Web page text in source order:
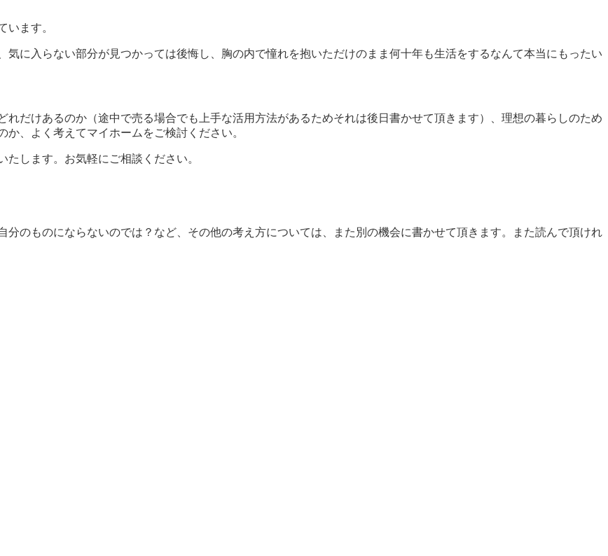
います。
に入らない部分が見つかっては後悔し、胸の内で憧れを抱いただけのまま何十年も生活をするなんて本当にもったい
だけあるのか（途中で売る場合でも上手な活用方法があるためそれは後日書かせて頂きます）、理想の暮らしのため
、よく考えてマイホームをご検討ください。
します。お気軽にご相談ください。
分のものにならないのでは？など、その他の考え方については、また別の機会に書かせて頂きます。また読んで頂けれ